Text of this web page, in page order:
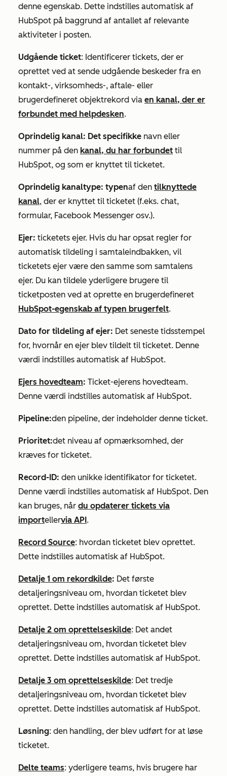
denne egenskab. Dette indstilles automatisk af
HubSpot på baggrund af antallet af relevante
aktiviteter i posten.
Udgående ticket: Identificerer tickets, der er
oprettet ved at sende udgående beskeder fra en
kontakt-, virksomheds-, aftale- eller
brugerdefineret objektrekord via en kanal, der er
forbundet med helpdesken.
Oprindelig kanal: Det specifikke navn eller
nummer på den kanal, du har forbundet til
HubSpot, og som er knyttet til ticketet.
Oprindelig kanaltype: typenaf den tilknyttede
kanal, der er knyttet til ticketet (f.eks. chat,
formular, Facebook Messenger osv.).
Ejer: ticketets ejer. Hvis du har opsat regler for
automatisk tildeling i samtaleindbakken, vil
ticketets ejer være den samme som samtalens
ejer. Du kan tildele yderligere brugere til
ticketposten ved at oprette en brugerdefineret
HubSpot-egenskab af typen brugerfelt.
Dato for tildeling af ejer: Det seneste tidsstempel
for, hvornår en ejer blev tildelt til ticketet. Denne
værdi indstilles automatisk af HubSpot.
Ejers hovedteam: Ticket-ejerens hovedteam.
Denne værdi indstilles automatisk af HubSpot.
Pipeline:den pipeline, der indeholder denne ticket.
Prioritet:det niveau af opmærksomhed, der
kræves for ticketet.
Record-ID: den unikke identifikator for ticketet.
Denne værdi indstilles automatisk af HubSpot. Den
kan bruges, når du opdaterer tickets via
importellervia API .
Record Source: hvordan ticketet blev oprettet.
Dette indstilles automatisk af HubSpot.
Detalje 1 om rekordkilde: Det første
detaljeringsniveau om, hvordan ticketet blev
oprettet. Dette indstilles automatisk af HubSpot.
Detalje 2 om oprettelseskilde: Det andet
detaljeringsniveau om, hvordan ticketet blev
oprettet. Dette indstilles automatisk af HubSpot.
Detalje 3 om oprettelseskilde: Det tredje
detaljeringsniveau om, hvordan ticketet blev
oprettet. Dette indstilles automatisk af HubSpot.
Løsning: den handling, der blev udført for at løse
ticketet.
Delte teams: yderligere teams, hvis brugere har